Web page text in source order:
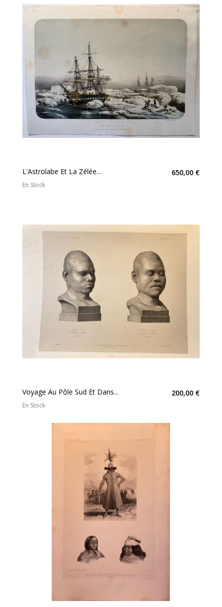
L'Astrolabe Et La Zélée... 650,00 €
En Stock
Voyage Au Pôle Sud Et Dans... 200,00 €
En Stock